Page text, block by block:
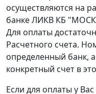
осуществляются на
банке ЛИКВ КБ
Для оплаты
Расчетного счета.
определенный банк,
конкретный счет в
Если для оплаты у